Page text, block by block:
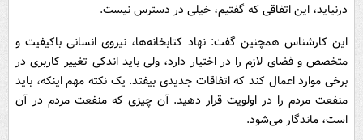
درنیاید، این اتفاقی که گفتیم، خیلی در دسترس نیست.
این کارشناس همچنین گفت: نهاد کتابخانه‌ها، نیروی انسانی باکیفیت و
متخصص و فضای لازم را در اختیار دارد، ولی باید اندکی تغییر کاربری در
برخی موارد اعمال کند که اتفاقات جدیدی بیفتد. یک نکته مهم اینکه، باید
منفعت مردم را در اولویت قرار دهید. آن چیزی که منفعت مردم در آن
است، ماندگار می‌شود.